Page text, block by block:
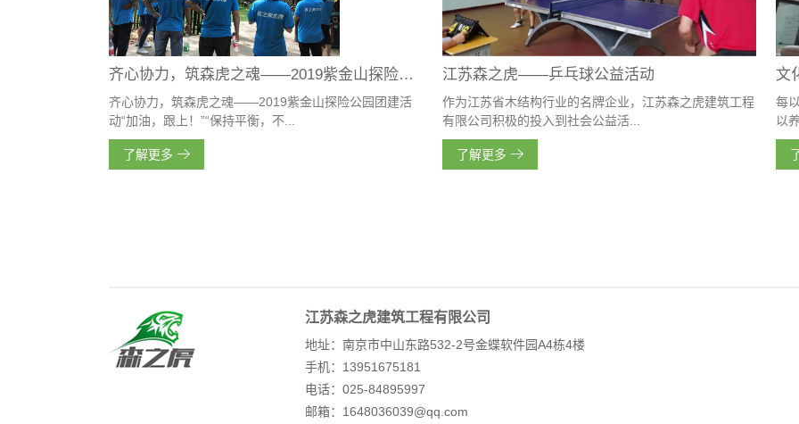
齐心协力，筑森虎之魂——2019紫金山探险公园团建活动
齐心协力，筑森虎之魂——2019紫金山探险公园团建活
动“加油，跟上！”“保持平衡，不...
了解更多
江苏森之虎——乒乓球公益活动
作为江苏省木结构行业的名牌企业，江苏森之虎建筑工程
有限公司积极的投入到社会公益活...
了解更多
文
每
以
江苏森之虎建筑工程有限公司
地址：南京市中山东路532-2号金蝶软件园A4栋4楼
手机：13951675181
电话：025-84895997
邮箱：1648036039@qq.com